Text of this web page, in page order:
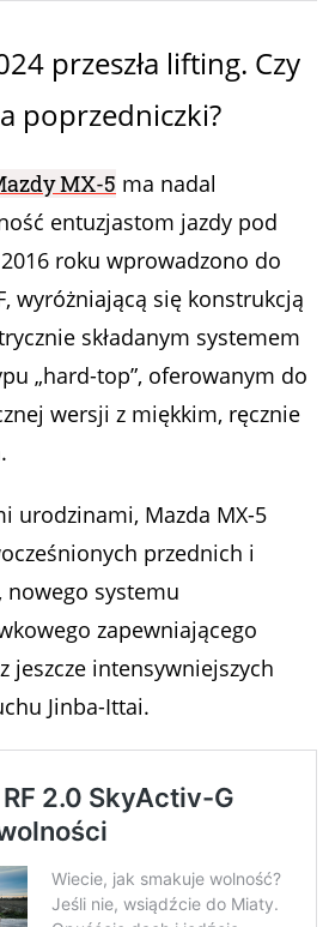
przeszła lifting. Czy
poprzedniczki?
MX-5 ma nadal
entuzjastom jazdy pod
roku wprowadzono do
wyróżniającą się konstrukcją
składanym systemem
„hard-top”, oferowanym do
wersji z miękkim, ręcznie
urodzinami, Mazda MX-5
przednich i
systemu
zapewniającego
jeszcze intensywniejszych
Jinba-Ittai.